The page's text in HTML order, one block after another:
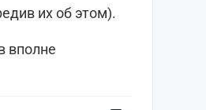
их об этом).
вполне
наши материалы